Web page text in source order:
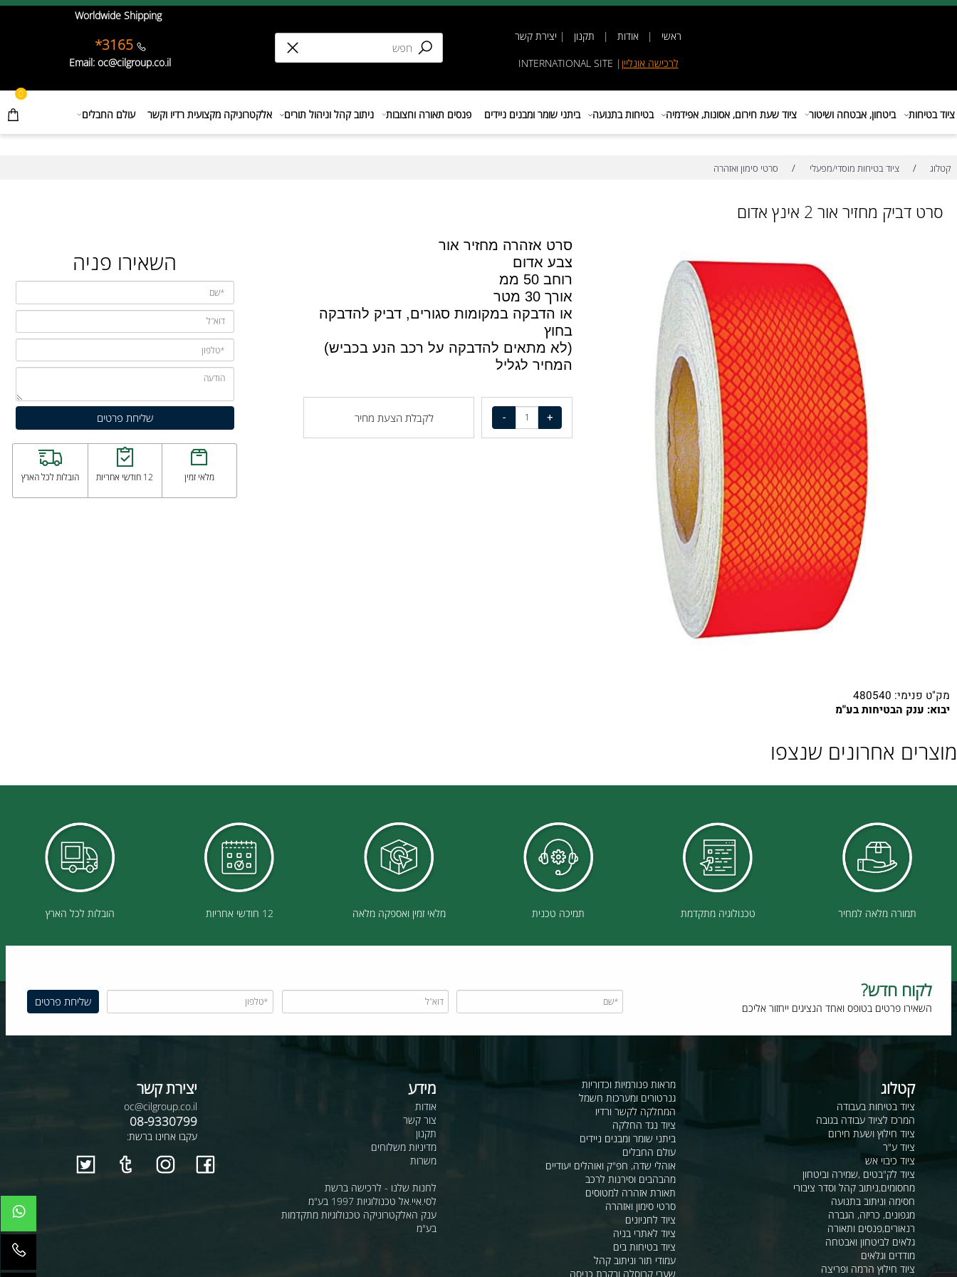
|אודות |תקנון |יצירת קשר
לרכישהאונליין|
INTERNATIONAL SITE
Worldwide Shipping
3165*
Email: oc@cilgroup.co.il
0
ביטחון, אבטחה ושיטור ציוד שעת חירום, אסונות, אפידמיה בטיחות בתנועה ביתני שומר ומבנים ניידים פנסים תאורה וחצובות ניתוב קהל וניהול תורים אלקטרוניקה מקצועית רדיו וקשר עולם החבלים
ציוד בטיחות מוסדי/מפעלי / סרטי סימון ואזהרה
מחזיר אור 2 אינץ אדום
סרט אזהרה מחזיר אור
צבע אדום
רוחב 50 ממ
אורך 30 מטר
או הדבקה במקומות סגורים, דביק להדבקה
בחוץ
(לא מתאים להדבקה על רכב הנע בכביש)
לקבלת הצעת מחיר
השאירו פניה
מלאי זמין 12 חודשי אחריות הובלות לכל הארץ
אחרונים שנצפו
חדש?
פרטים בטופס ואחד הנציגים ייחזור אליכם
ציוד בטיחות בעבודה
המרכז לציוד עבודה בגובה
ציוד חילוץ ושעת חירום
ציוד כיבוי אש
ציוד לק"בטים ,שמירה וביטחון
מחסומים,ניתוב קהל וסדר ציבורי
חסימה וניתוב בתנועה
מגפונים, כריזה, הגברה
מראות פנורמיות וכדוריות
גנרטורים ומערכות חשמל
המחלקה לקשר ורדיו
ציוד נגד החלקה
ביתני שומר ומבנים ניידים
עולם החבלים
אוהלי שדה, חפ"ק ואוהלים יעודיים
מהבהבים וסירנות לרכב
תאורת אזהרה למטוסים
סרטי סימון ואזהרה
ציוד לחניונים
מידע
אודות
צור קשר
מדיניות משלוחים
משרות
לחנות שלנו - לרכישה ברשת
יצירת קשר
oc@cilgroup.co.il
08-9330799